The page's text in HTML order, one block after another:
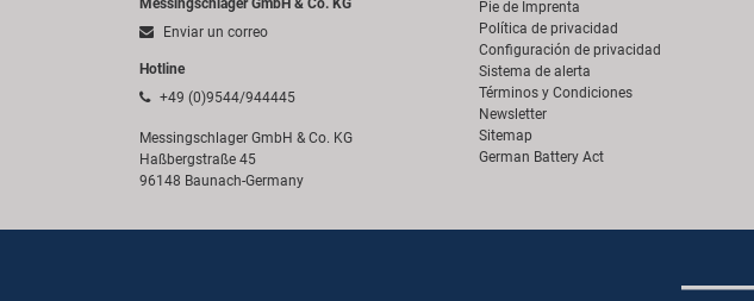
Messingschlager GmbH & Co. KG
Enviar un correo
Hotline
+49 (0)9544/944445
Messingschlager GmbH & Co. KG
Haßbergstraße 45
96148 Baunach-Germany
Pie de Imprenta
Política de privacidad
Configuración de privacidad
Sistema de alerta
Términos y Condiciones
Newsletter
Sitemap
German Battery Act